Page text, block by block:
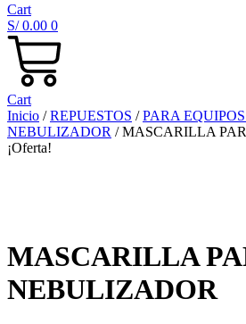
Cart
S/0.00 0
Cart
Inicio /REPUESTOS /PARA
NEBULIZADOR / MASCARILLA
¡Oferta!
MASCARILLA
NEBULIZADOR